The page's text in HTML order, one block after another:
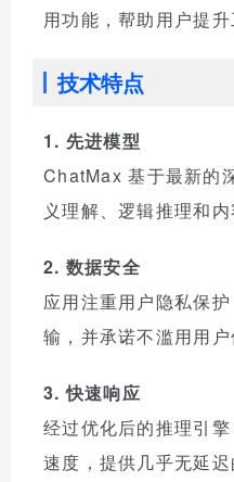
用功能，帮助用户提升
技术特点
1. 先进模型
ChatMax 基于最新的
义理解、逻辑推理和
2. 数据安全
应用注重用户隐私保
输，并承诺不滥用用户
3. 快速响应
经过优化后的推理引
速度，提供几乎无延迟